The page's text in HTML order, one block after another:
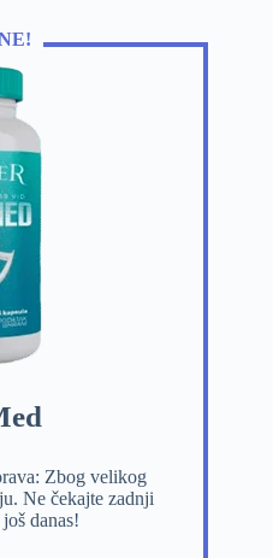
Zbog velikog
Ne čekajte zadnji
danas!